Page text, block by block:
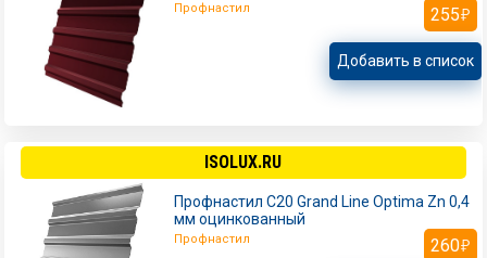
Профнастил 255
Добавить в список
ISOLUX.RU
Профнастил С20 Grand Line Optima Zn 0,4
мм оцинкованный
Профнастил 260